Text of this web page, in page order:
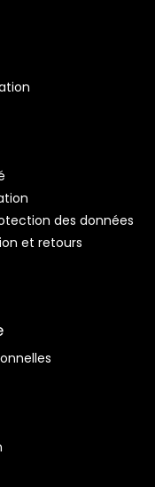
des données
et retours